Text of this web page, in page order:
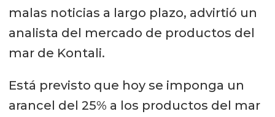
malas noticias a largo plazo, advirtió un
analista del mercado de productos del
mar de Kontali.
Está previsto que hoy se imponga un
arancel del 25% a los productos del mar